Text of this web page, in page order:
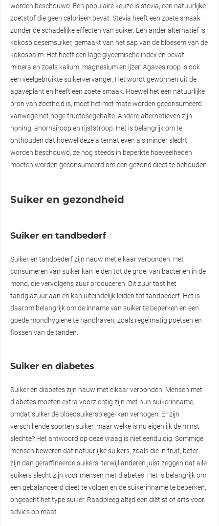
worden beschouwd. Een populaire keuze is stevia, een natuurlijke
zoetstof die geen calorieën bevat. Stevia heeft een zoete smaak
zonder de schadelijke effecten van suiker. Een ander alternatief is
kokosbloesemsuiker, gemaakt van het sap van de bloesem van de
kokospalm. Het heeft een lage glycemische index en bevat
mineralen zoals kalium, magnesium en ijzer. Agavesiroop is ook
een veelgebruikte suikervervanger. Het wordt gewonnen uit de
agaveplant en heeft een zoete smaak. Hoewel het een natuurlijke
bron van zoetheid is, moet het met mate worden geconsumeerd
vanwege het hoge fructosegehalte. Andere alternatieven zijn
honing, ahornsiroop en rijststroop. Het is belangrijk om te
onthouden dat hoewel deze alternatieven als minder slecht
worden beschouwd, ze nog steeds in beperkte hoeveelheden
moeten worden geconsumeerd om een gezond dieet te behouden.
Suiker en gezondheid
Suiker en tandbederf
Suiker en tandbederf zijn nauw met elkaar verbonden. Het
consumeren van suiker kan leiden tot de groei van bacteriën in de
mond, die vervolgens zuur produceren. Dit zuur tast het
tandglazuur aan en kan uiteindelijk leiden tot tandbederf. Het is
daarom belangrijk om de inname van suiker te beperken en een
goede mondhygiëne te handhaven, zoals regelmatig poetsen en
flossen van de tanden.
Suiker en diabetes
Suiker en diabetes zijn nauw met elkaar verbonden. Mensen met
diabetes moeten extra voorzichtig zijn met hun suikerinname,
omdat suiker de bloedsuikerspiegel kan verhogen. Er zijn
verschillende soorten suiker, maar welke is nu eigenlijk de minst
slechte? Het antwoord op deze vraag is niet eenduidig. Sommige
mensen beweren dat natuurlijke suikers, zoals die in fruit, beter
zijn dan geraffineerde suikers, terwijl anderen juist zeggen dat alle
suikers slecht zijn voor mensen met diabetes. Het is belangrijk om
een gebalanceerd dieet te volgen en de suikerinname te beperken,
ongeacht het type suiker. Raadpleeg altijd een diëtist of arts voor
advies op maat.